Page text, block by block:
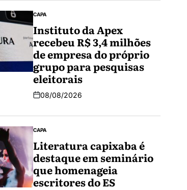
CAPA
Instituto da Apex
recebeu R$ 3,4 milhões
de empresa do próprio
grupo para pesquisas
eleitorais
08/08/2026
CAPA
Literatura capixaba é
destaque em seminário
que homenageia
escritores do ES